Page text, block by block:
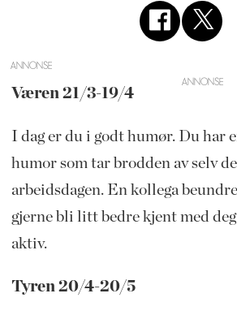
ANNONSE
Væren 21/3-19/4
I dag er du i godt humør. Du har
humor som tar brodden av selv
arbeidsdagen. En kollega
gjerne bli litt bedre kjent med
aktiv.
Tyren 20/4-20/5